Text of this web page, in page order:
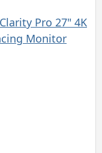
Pro 27" 4K
Monitor